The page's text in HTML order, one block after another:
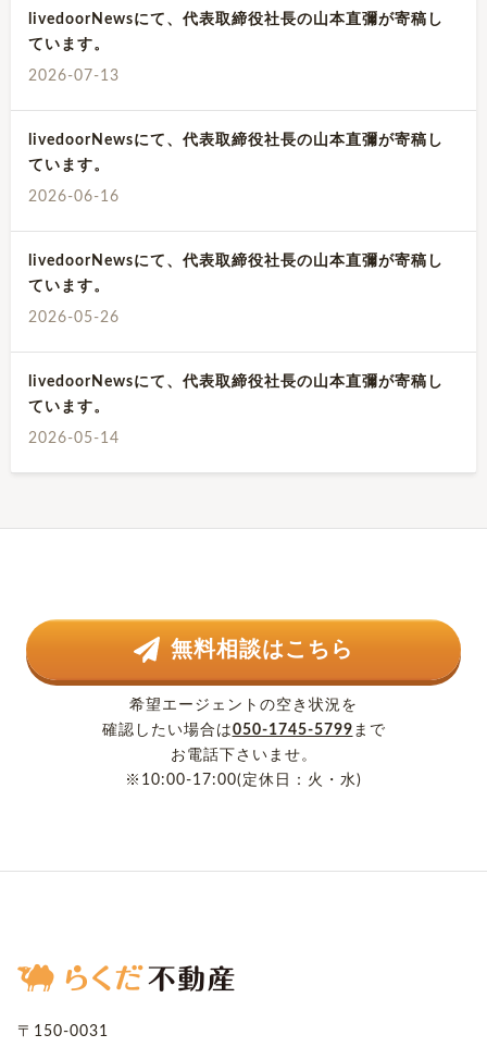
livedoorNewsにて、代表取締役社長の山本直彌が寄稿し
ています。
2026-07-13
livedoorNewsにて、代表取締役社長の山本直彌が寄稿し
ています。
2026-06-16
livedoorNewsにて、代表取締役社長の山本直彌が寄稿し
ています。
2026-05-26
livedoorNewsにて、代表取締役社長の山本直彌が寄稿し
ています。
2026-05-14
無料相談はこちら
希望エージェントの空き状況を
確認したい場合は050-1745-5799 まで
お電話下さいませ。
※10:00-17:00(定休日：火・水)
〒150-0031